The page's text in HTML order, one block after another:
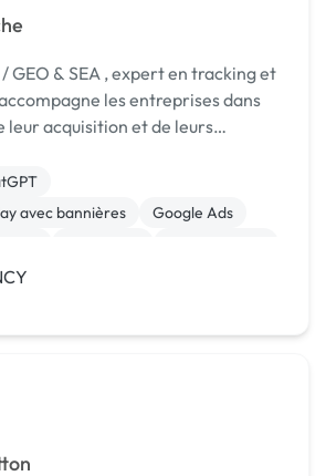
GEO & SEA , expert en tracking et
les entreprises dans
leur acquisition et de leurs
avec bannières
Google Ads